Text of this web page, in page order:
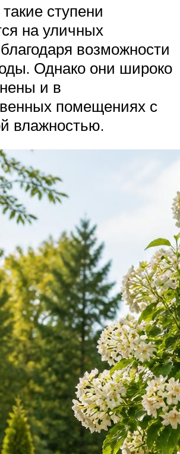
ступени
на уличных
возможности
Однако они широко
и в
помещениях с
влажностью.